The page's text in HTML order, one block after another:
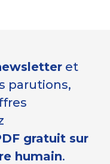
et
parutions,
gratuit sur
humain.